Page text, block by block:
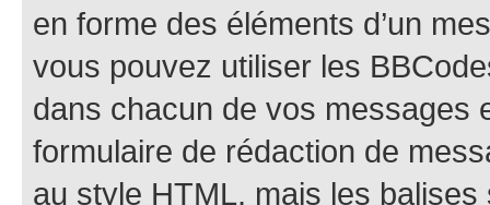
en forme des éléments d’un
vous pouvez utiliser les
dans chacun de vos messages
formulaire de rédaction de
au style HTML, mais les